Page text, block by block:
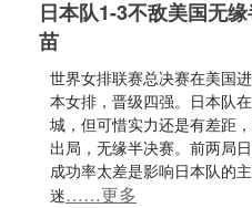
日本队1-3不敌美国无
苗
世界女排联赛总决赛在美国
本女排，晋级四强。日本队
城，但可惜实力还是有差距
出局，无缘半决赛。前两局
成功率太差是影响日本队的
迷……更多